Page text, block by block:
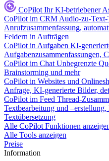
CoPilot Ihr KI-betriebener
CoPilot im CRM Audio-zu-
Anrufzusammenfassung,
Feldern in Aufträgen
CoPilot in Aufgaben KI-
Aufgabenzusammenfassungen,
CoPilot im Chat Unbegrenzte
Brainstorming und mehr
CoPilot in Websites und
Anfrage, KI-generierte Bilder,
CoPilot im Feed Thread-
Textbearbeitung und
Textübersetzung
Alle CoPilot Funktionen
Alle Tools anzeigen
Preise
Information